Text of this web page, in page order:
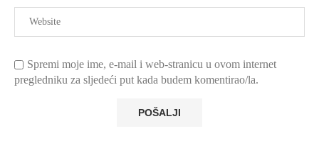
Spremi moje ime, e-mail i web-stranicu u ovom internet
pregledniku za sljedeći put kada budem komentirao/la.